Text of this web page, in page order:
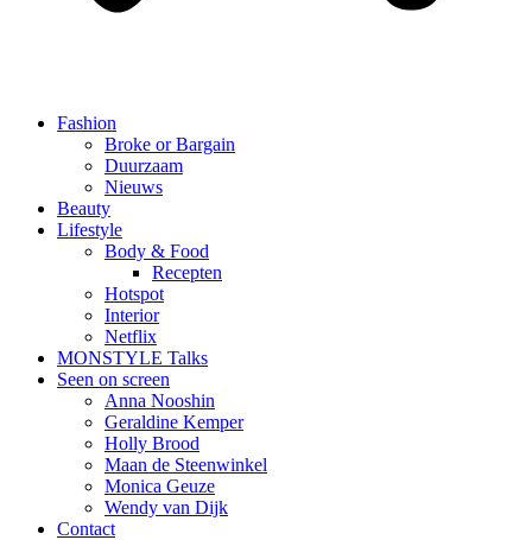
Fashion
Broke or Bargain
Duurzaam
Nieuws
Beauty
Lifestyle
Body & Food
Recepten
Hotspot
Interior
Netflix
MONSTYLE Talks
Seen on screen
Anna Nooshin
Geraldine Kemper
Holly Brood
Maan de Steenwinkel
Monica Geuze
Wendy van Dijk
Contact